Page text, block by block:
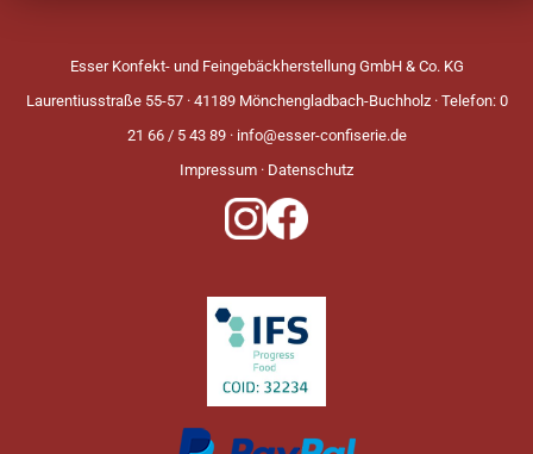
Esser Konfekt- und Feingebäckherstellung GmbH & Co. KG
Laurentiusstraße 55-57 · 41189 Mönchengladbach-Buchholz · Telefon: 0
21 66 / 5 43 89 · info@esser-confiserie.de
Impressum · Datenschutz